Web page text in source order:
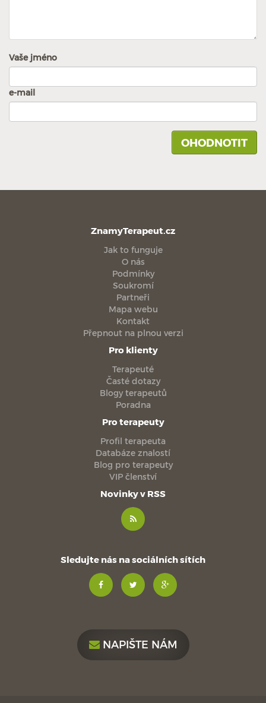
Vaše jméno
e-mail
ZnamyTerapeut.cz
Jak to funguje
O nás
Podmínky
Soukromí
Partneři
Mapa webu
Kontakt
Přepnout na plnou verzi
Pro klienty
Terapeuté
Časté dotazy
Blogy terapeutů
Poradna
Pro terapeuty
Profil terapeuta
Databáze znalostí
Blog pro terapeuty
VIP členství
Novinky v RSS
Sledujte nás na sociálních sítích
NAPIŠTE NÁM